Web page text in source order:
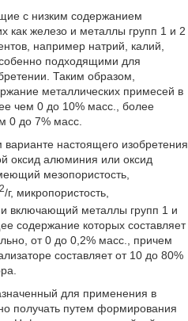
с низким содержанием
как железо и металлы групп 1 и 2
например натрий, калий,
подходящими для
Таким образом,
металлических примесей в
чем 0 до 10% масс., более
0 до 7% масс.
настоящего изобретения
оксид алюминия или оксид
мезопористость,
2/г, микропористость,
и включающий металлы групп 1 и
содержание которых составляет
от 0 до 0,2% масс., причем
составляет от 10 до 80%
для применения в
получать путем формирования